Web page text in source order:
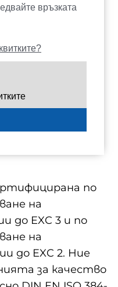
-
и
по
на
до EXC 3 и по
на
до EXC 2. Ние
за качество
връзката